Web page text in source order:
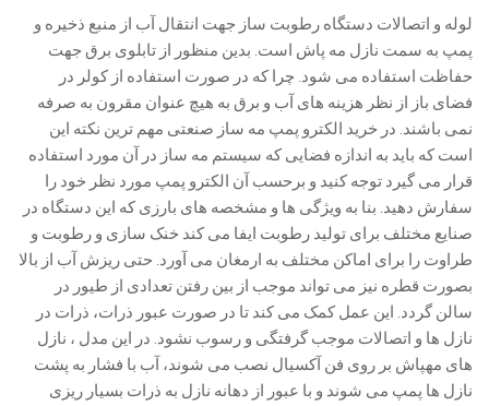
لوله و اتصالات دستگاه رطوبت ساز جهت انتقال آب از منبع ذخیره و
پمپ به سمت نازل مه پاش است. بدین منظور از تابلوی برق جهت
حفاظت استفاده می شود. چرا که در صورت استفاده از کولر در
فضای باز از نظر هزینه های آب و برق به هیچ عنوان مقرون به صرفه
نمی باشند. در خرید الکترو پمپ مه ساز صنعتی مهم ترین نکته این
است که باید به اندازه فضایی که سیستم مه ساز در آن مورد استفاده
قرار می گیرد توجه کنید و برحسب آن الکترو پمپ مورد نظر خود را
سفارش دهید. بنا به ویژگی ها و مشخصه های بارزی که این دستگاه در
صنایع مختلف برای تولید رطوبت ایفا می کند خنک سازی و رطوبت و
طراوت را برای اماکن مختلف به ارمغان می آورد. حتی ریزش آب از بالا
بصورت قطره نیز می تواند موجب از بین رفتن تعدادی از طیور در
سالن گردد. این عمل کمک می کند تا در صورت عبور ذرات، ذرات در
نازل ها و اتصالات موجب گرفتگی و رسوب نشود. در این مدل ، نازل
های مهپاش بر روی فن آکسیال نصب می شوند، آب با فشار به پشت
نازل ها پمپ می شوند و با عبور از دهانه نازل به ذرات بسیار ریزی